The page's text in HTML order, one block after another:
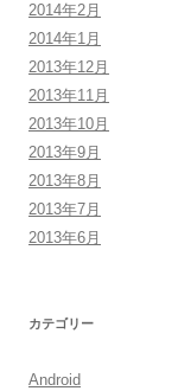
2014年2月
2014年1月
2013年12月
2013年11月
2013年10月
2013年9月
2013年8月
2013年7月
2013年6月
カテゴリー
Android